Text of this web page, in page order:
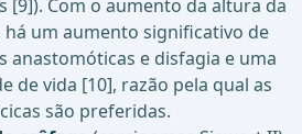
[9]). Com o aumento da altura da
um aumento significativo de
anastomóticas e disfagia e uma
de vida [10], razão pela qual as
são preferidas.